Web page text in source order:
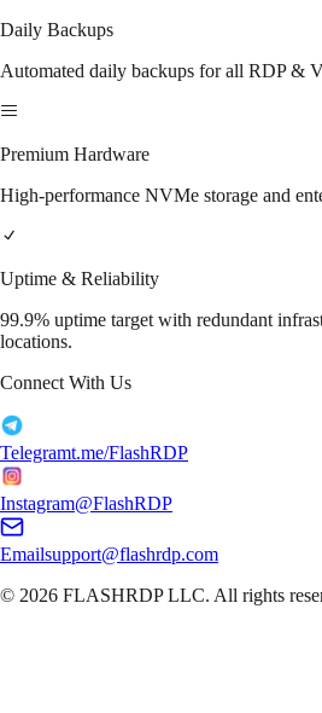
Daily Backups
Automated daily backups for all RDP &
Premium Hardware
High-performance NVMe storage and
Uptime & Reliability
99.9% uptime target with redundant
locations.
Connect With Us
Telegramt.me/FlashRDP
Instagram@FlashRDP
Emailsupport@flashrdp.com
© 2026 FLASHRDP LLC. All rights